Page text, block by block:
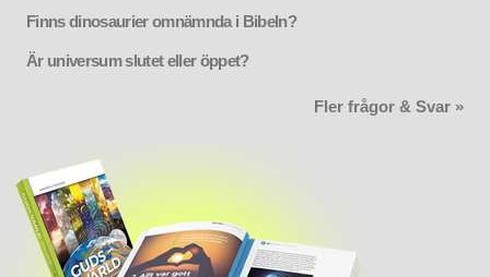
Finns dinosaurier omnämnda i Bibeln?
Är universum slutet eller öppet?
Fler frågor & Svar »